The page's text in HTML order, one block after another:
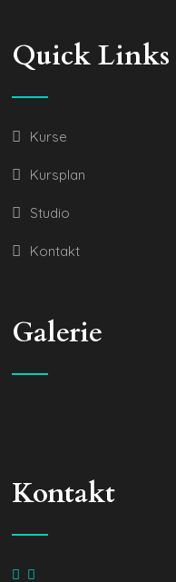
Quick Links
Kurse
Kursplan
Studio
Kontakt
Galerie
Kontakt